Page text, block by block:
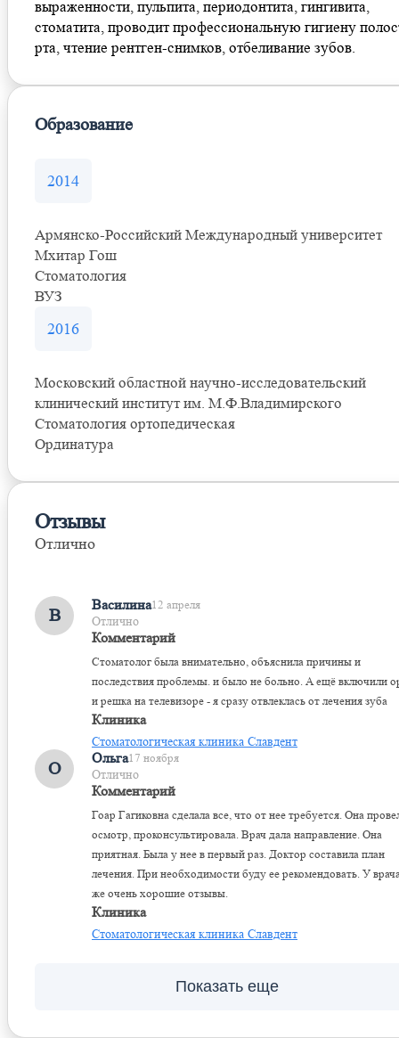
выраженности, пульпита, периодонтита, гингивита,
стоматита, проводит профессиональную гигиену
рта, чтение рентген-снимков, отбеливание зубов.
Образование
2014
Армянско-Российский Международный университет
Мхитар Гош
Стоматология
ВУЗ
2016
Московский областной научно-исследовательский
клинический институт им. М.Ф.Владимирского
Стоматология ортопедическая
Ординатура
Отзывы
Отлично
В
Василина12 апреля
Отлично
Комментарий
Стоматолог была внимательно, объяснила причины и
последствия проблемы. и было не больно. А ещё включили
и решка на телевизоре - я сразу отвлеклась от лечения зуба
Клиника
Стоматологическая клиника Славдент
О
Ольга17 ноября
Отлично
Комментарий
Гоар Гагиковна сделала все, что от нее требуется. Она
осмотр, проконсультировала. Врач дала направление. Она
приятная. Была у нее в первый раз. Доктор составила план
лечения. При необходимости буду ее рекомендовать. У
же очень хорошие отзывы.
Клиника
Стоматологическая клиника Славдент
Показать еще